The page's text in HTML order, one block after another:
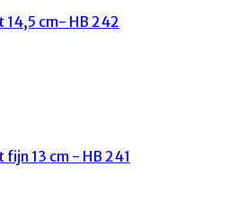
14,5 cm- HB 242
13 cm - HB 241